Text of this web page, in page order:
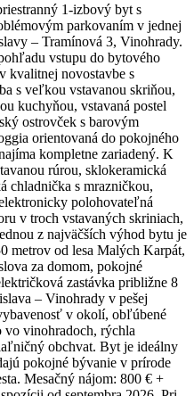
1-izbový byt s
parkovaním v jednej
– Tramínová 3, Vinohrady.
vstupu do bytového
kvalitnej novostavbe s
s veľkou vstavanou skriňou,
kuchyňou, vstavaná postel
ostrovček s barovým
orientovaná do pokojného
kompletne zariadený. K
rúrou, sklokeramická
chladnička s mrazničkou,
polohovateľná
v troch vstavaných skriniach,
z najväčších výhod bytu je
metrov od lesa Malých Karpát,
za domom, pokojné
zastávka približne 8
– Vinohrady v pešej
v okolí, obľúbené
vo vinohradoch, rýchla
obchvat. Byt je ideálny
pokojné bývanie v prírode
Mesačný nájom: 800 € +